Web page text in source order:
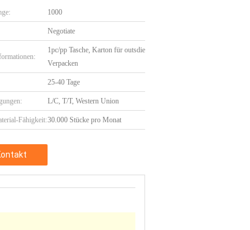
1000
Negotiate
1pc/pp Tasche, Karton für outsdie
Verpacken
25-40 Tage
L/C, T/T, Western Union
Fähigkeit:30.000 Stücke pro Monat